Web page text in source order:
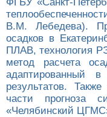
В.М. Лебедева).
осадков в
ПЛАВ, технология
метод расчета
адаптированный
результатов.
части
«Челябинский